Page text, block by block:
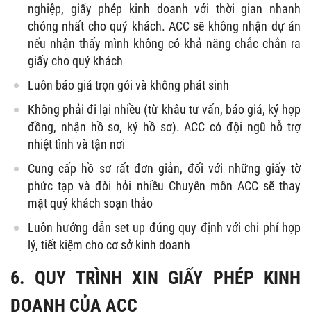
nghiệp, giấy phép kinh doanh với thời gian nhanh
chóng nhất cho quý khách. ACC sẽ không nhận dự án
nếu nhận thấy mình không có khả năng chắc chắn ra
giấy cho quý khách
Luôn báo giá trọn gói và không phát sinh
Không phải đi lại nhiều (từ khâu tư vấn, báo giá, ký hợp
đồng, nhận hồ sơ, ký hồ sơ). ACC có đội ngũ hỗ trợ
nhiệt tình và tận nơi
Cung cấp hồ sơ rất đơn giản, đối với những giấy tờ
phức tạp và đòi hỏi nhiều Chuyên môn ACC sẽ thay
mặt quý khách soạn thảo
Luôn hướng dẫn set up đúng quy định với chi phí hợp
lý, tiết kiệm cho cơ sở kinh doanh
6. QUY TRÌNH XIN GIẤY PHÉP KINH
DOANH CỦA ACC